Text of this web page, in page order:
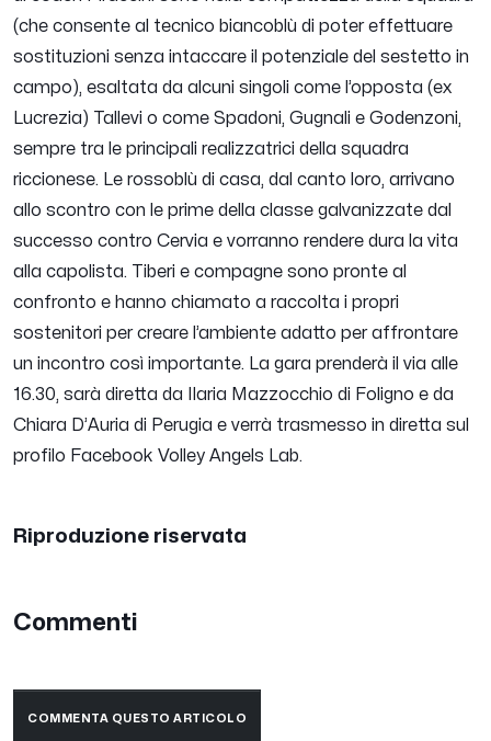
(che consente al tecnico biancoblù di poter effettuare
sostituzioni senza intaccare il potenziale del sestetto in
campo), esaltata da alcuni singoli come l’opposta (ex
Lucrezia) Tallevi o come Spadoni, Gugnali e Godenzoni,
sempre tra le principali realizzatrici della squadra
riccionese. Le rossoblù di casa, dal canto loro, arrivano
allo scontro con le prime della classe galvanizzate dal
successo contro Cervia e vorranno rendere dura la vita
alla capolista. Tiberi e compagne sono pronte al
confronto e hanno chiamato a raccolta i propri
sostenitori per creare l’ambiente adatto per affrontare
un incontro così importante. La gara prenderà il via alle
16.30, sarà diretta da Ilaria Mazzocchio di Foligno e da
Chiara D’Auria di Perugia e verrà trasmesso in diretta sul
profilo Facebook Volley Angels Lab.
Riproduzione riservata
Commenti
COMMENTA QUESTO ARTICOLO